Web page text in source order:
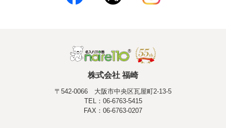
株式会社 福崎
〒542-0066 大阪市中央区瓦屋町2-13-5
TEL：06-6763-5415
FAX：06-6763-0207